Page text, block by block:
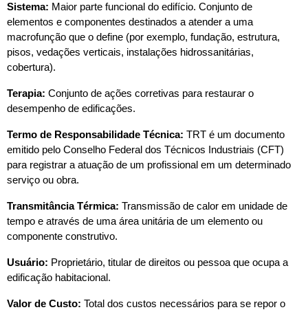
Sistema: Maior parte funcional do edifício. Conjunto de
elementos e componentes destinados a atender a uma
macrofunção que o define (por exemplo, fundação, estrutura,
pisos, vedações verticais, instalações hidrossanitárias,
cobertura).
Terapia: Conjunto de ações corretivas para restaurar o
desempenho de edificações.
Termo de Responsabilidade Técnica: TRT é um documento
emitido pelo Conselho Federal dos Técnicos Industriais (CFT)
para registrar a atuação de um profissional em um determinado
serviço ou obra.
Transmitância Térmica: Transmissão de calor em unidade de
tempo e através de uma área unitária de um elemento ou
componente construtivo.
Usuário: Proprietário, titular de direitos ou pessoa que ocupa a
edificação habitacional.
Valor de Custo: Total dos custos necessários para se repor o